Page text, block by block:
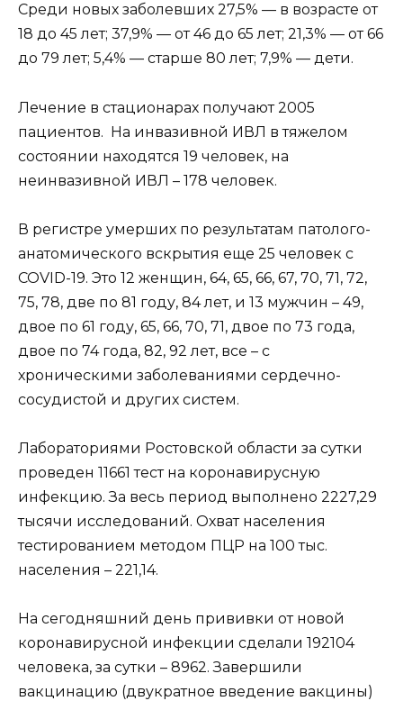
Среди новых заболевших 27,5% — в возрасте от
18 до 45 лет; 37,9% — от 46 до 65 лет; 21,3% — от 66
до 79 лет; 5,4% — старше 80 лет; 7,9% — дети.
Лечение в стационарах получают 2005
пациентов. На инвазивной ИВЛ в тяжелом
состоянии находятся 19 человек, на
неинвазивной ИВЛ – 178 человек.
В регистре умерших по результатам патолого-
анатомического вскрытия еще 25 человек с
COVID-19. Это 12 женщин, 64, 65, 66, 67, 70, 71, 72,
75, 78, две по 81 году, 84 лет, и 13 мужчин – 49,
двое по 61 году, 65, 66, 70, 71, двое по 73 года,
двое по 74 года, 82, 92 лет, все – с
хроническими заболеваниями сердечно-
сосудистой и других систем.
Лабораториями Ростовской области за сутки
проведен 11661 тест на коронавирусную
инфекцию. За весь период выполнено 2227,29
тысячи исследований. Охват населения
тестированием методом ПЦР на 100 тыс.
населения – 221,14.
На сегодняшний день прививки от новой
коронавирусной инфекции сделали 192104
человека, за сутки – 8962. Завершили
вакцинацию (двукратное введение вакцины)